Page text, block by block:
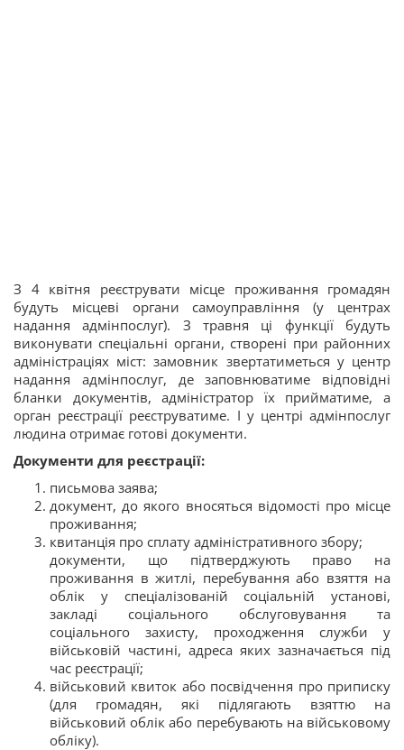
З 4 квітня реєструвати місце проживання громадян
будуть місцеві органи самоуправління (у центрах
надання адмінпослуг). З травня ці функції будуть
виконувати спеціальні органи, створені при районних
адміністраціях міст: замовник звертатиметься у центр
надання адмінпослуг, де заповнюватиме відповідні
бланки документів, адміністратор їх прийматиме, а
орган реєстрації реєструватиме. І у центрі адмінпослуг
людина отримає готові документи.
Документи для реєстрації:
письмова заява;
документ, до якого вносяться відомості про місце
проживання;
квитанція про сплату адміністративного збору;
документи, що підтверджують право на
проживання в житлі, перебування або взяття на
облік у спеціалізованій соціальній установі,
закладі соціального обслуговування та
соціального захисту, проходження служби у
військовій частині, адреса яких зазначається під
час реєстрації;
військовий квиток або посвідчення про приписку
(для громадян, які підлягають взяттю на
військовий облік або перебувають на військовому
обліку).